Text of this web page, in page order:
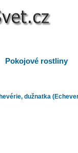
Pokojové rostliny
dužnatka